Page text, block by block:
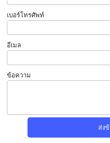
เบอร์โทรศัพท์
อีเมล
ข้อความ